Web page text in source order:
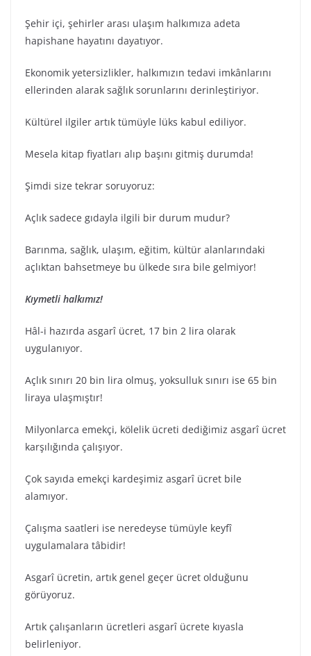
Şehir içi, şehirler arası ulaşım halkımıza adeta
hapishane hayatını dayatıyor.
Ekonomik yetersizlikler, halkımızın tedavi imkânlarını
ellerinden alarak sağlık sorunlarını derinleştiriyor.
Kültürel ilgiler artık tümüyle lüks kabul ediliyor.
Mesela kitap fiyatları alıp başını gitmiş durumda!
Şimdi size tekrar soruyoruz:
Açlık sadece gıdayla ilgili bir durum mudur?
Barınma, sağlık, ulaşım, eğitim, kültür alanlarındaki
açlıktan bahsetmeye bu ülkede sıra bile gelmiyor!
Kıymetli halkımız!
Hâl-i hazırda asgarî ücret, 17 bin 2 lira olarak
uygulanıyor.
Açlık sınırı 20 bin lira olmuş, yoksulluk sınırı ise 65 bin
liraya ulaşmıştır!
Milyonlarca emekçi, kölelik ücreti dediğimiz asgarî ücret
karşılığında çalışıyor.
Çok sayıda emekçi kardeşimiz asgarî ücret bile
alamıyor.
Çalışma saatleri ise neredeyse tümüyle keyfî
uygulamalara tâbidir!
Asgarî ücretin, artık genel geçer ücret olduğunu
görüyoruz.
Artık çalışanların ücretleri asgarî ücrete kıyasla
belirleniyor.